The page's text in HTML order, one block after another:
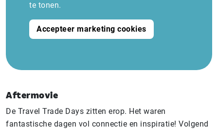
te tonen.
Accepteer marketing cookies
Aftermovie
De Travel Trade Days zitten erop. Het waren
fantastische dagen vol connectie en inspiratie! Volgend